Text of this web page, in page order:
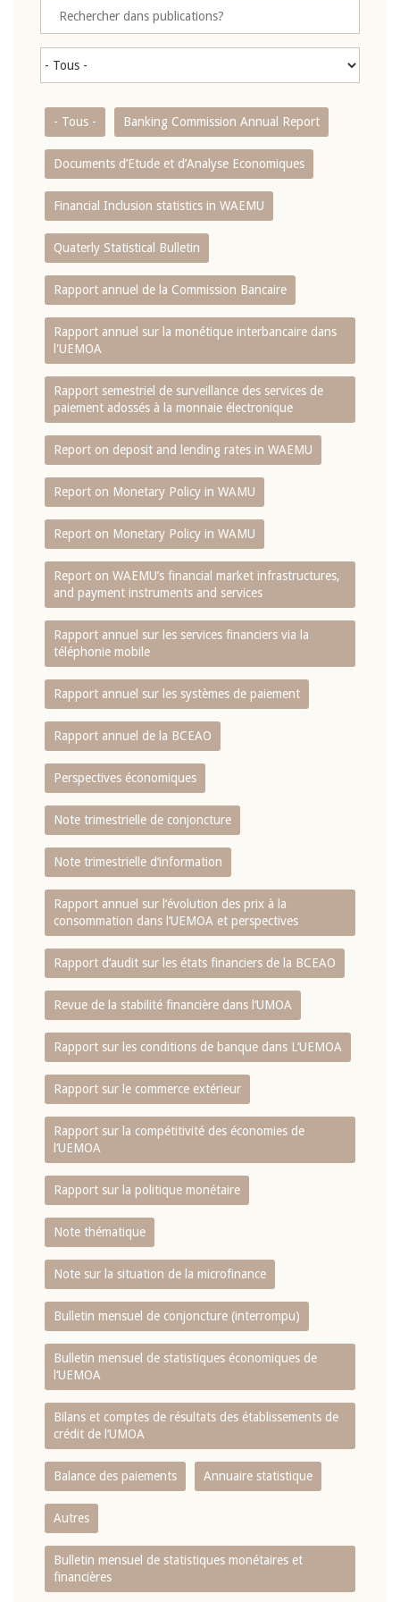
- Tous - Banking Commission Annual Report
Documents d’Etude et d’Analyse Economiques
Financial Inclusion statistics in WAEMU
Quaterly Statistical Bulletin
Rapport annuel de la Commission Bancaire
Rapport annuel sur la monétique interbancaire dans
l'UEMOA
Rapport semestriel de surveillance des services de
paiement adossés à la monnaie électronique
Report on deposit and lending rates in WAEMU
Report on Monetary Policy in WAMU
Report on Monetary Policy in WAMU
Report on WAEMU’s financial market infrastructures,
and payment instruments and services
Rapport annuel sur les services financiers via la
téléphonie mobile
Rapport annuel sur les systèmes de paiement
Rapport annuel de la BCEAO
Perspectives économiques
Note trimestrielle de conjoncture
Note trimestrielle d‘information
Rapport annuel sur l‘évolution des prix à la
consommation dans l‘UEMOA et perspectives
Rapport d‘audit sur les états financiers de la BCEAO
Revue de la stabilité financière dans l‘UMOA
Rapport sur les conditions de banque dans L‘UEMOA
Rapport sur le commerce extérieur
Rapport sur la compétitivité des économies de
l‘UEMOA
Rapport sur la politique monétaire
Note thématique
Note sur la situation de la microfinance
Bulletin mensuel de conjoncture (interrompu)
Bulletin mensuel de statistiques économiques de
l‘UEMOA
Bilans et comptes de résultats des établissements de
crédit de l‘UMOA
Balance des paiements Annuaire statistique
Autres
Bulletin mensuel de statistiques monétaires et
financières